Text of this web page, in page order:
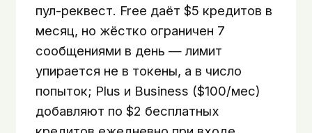
пул-реквест. Free даёт $5 кредитов в
месяц, но жёстко ограничен 7
сообщениями в день — лимит
упирается не в токены, а в число
попыток; Plus и Business ($100/мес)
добавляют по $2 бесплатных